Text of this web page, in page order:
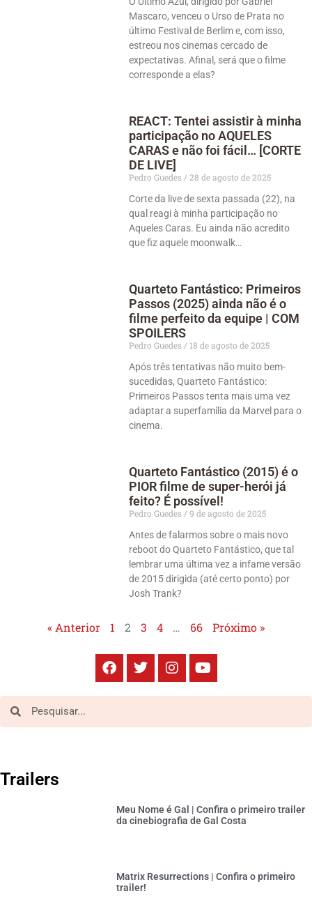
Mascaro, venceu o Urso de Prata no
último Festival de Berlim e, com isso,
estreou nos cinemas cercado de
expectativas. Afinal, será que o filme
corresponde a elas?
REACT: Tentei assistir à minha
participação no AQUELES
CARAS e não foi fácil… [CORTE
DE LIVE]
Pedro Guedes
28 de agosto de 2025
Corte da live de sexta passada (22), na
qual reagi à minha participação no
‪Aqueles Caras. Eu ainda não acredito
que fiz aquele moonwalk…
Quarteto Fantástico: Primeiros
Passos (2025) ainda não é o
filme perfeito da equipe | COM
SPOILERS
Pedro Guedes
18 de agosto de 2025
Após três tentativas não muito bem-
sucedidas, Quarteto Fantástico:
Primeiros Passos tenta mais uma vez
adaptar a superfamília da Marvel para o
cinema.
Quarteto Fantástico (2015) é o
PIOR filme de super-herói já
feito? É possível!
Pedro Guedes
9 de agosto de 2025
Antes de falarmos sobre o mais novo
reboot do Quarteto Fantástico, que tal
lembrar uma última vez a infame versão
de 2015 dirigida (até certo ponto) por
Josh Trank?
« Anterior 1 2 3 4 … 66 Próximo »
Trailers
Meu Nome é Gal | Confira o primeiro trailer
da cinebiografia de Gal Costa
Matrix Resurrections | Confira o primeiro
trailer!